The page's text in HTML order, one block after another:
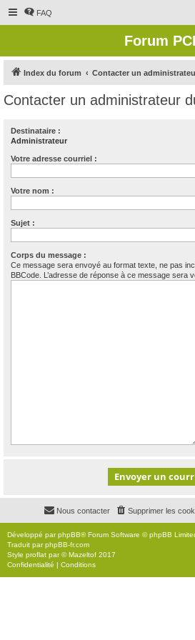
FAQ
Forum PCI
Index du forum Contacter un
Contacter un administrateur
Destinataire :
Administrateur
Votre adresse courriel :
Votre nom :
Sujet :
Corps du message :
Ce message sera envoyé au format texte, ne pas
BBCode. L’adresse de réponse à ce message sera
Supprimer les
Nous contacter
Développé parphpBB® Forum Software © phpBB
Traduit parphpBB-fr.com
Style proflat par ©Mazeltof 2017
Confidentialité | Conditions